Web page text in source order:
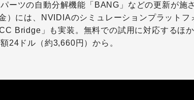
ーツの自動分解機能「BANG」などの更新が施
）には、NVIDIAのシミュレーションプラットフ
Bridge」も実装。無料での試用に対応するほ
24ドル（約3,660円）から。